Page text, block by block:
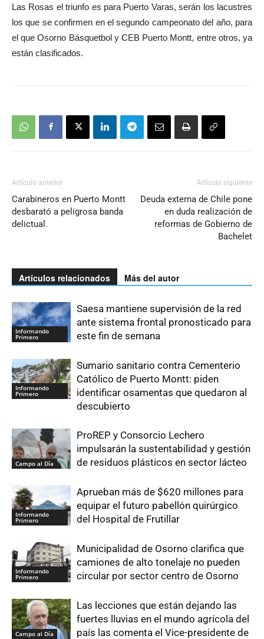
Las Rosas el triunfo es para Puerto Varas, serán los lacustres
los que se confirmen en el segundo campeonato del año, para
el que Osorno Básquetbol y CEB Puerto Montt, entre otros, ya
están clasificados.
Artículo anterior
Carabineros en Puerto Montt
desbarató a peligrosa banda
delictual.
Artículo siguiente
Deuda externa de Chile pone
en duda realización de
reformas de Gobierno de
Bachelet
Artículos relacionados Más del autor
Informando
Primero
Saesa mantiene supervisión de la red
ante sistema frontal pronosticado para
este fin de semana
Informando
Primero
Sumario sanitario contra Cementerio
Católico de Puerto Montt: piden
identificar osamentas que quedaron al
descubierto
Campo al Día
ProREP y Consorcio Lechero
impulsarán la sustentabilidad y gestión
de residuos plásticos en sector lácteo
Informando
Primero
Aprueban más de $620 millones para
equipar el futuro pabellón quirúrgico
del Hospital de Frutillar
Informando
Primero
Municipalidad de Osorno clarifica que
camiones de alto tonelaje no pueden
circular por sector centro de Osorno
Campo al Día
Las lecciones que están dejando las
fuertes lluvias en el mundo agrícola del
país las comenta el Vice-presidente de